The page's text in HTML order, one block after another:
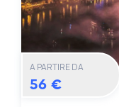
A PARTIRE DA
56 €